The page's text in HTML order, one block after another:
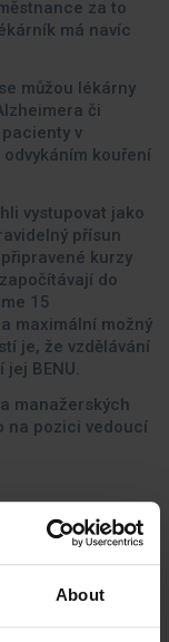
About
za to
má navíc
můžou lékárny
či
v
kouření
vystupovat jako
přísun
kurzy
do
15
maximální možný
je, že vzdělávání
BENU.
manažerských
na pozici vedoucí
nutností.
jako jedinečná